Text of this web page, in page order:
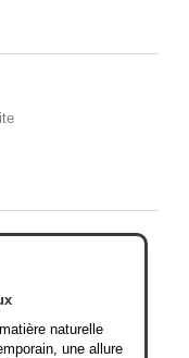
naturelle
une allure